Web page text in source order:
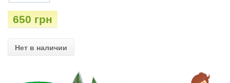
650 грн
Нет в наличии